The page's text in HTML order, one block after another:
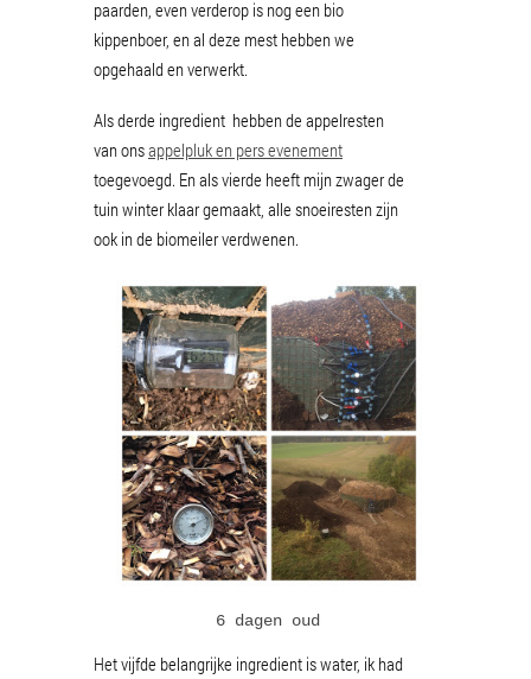
paarden, even verderop is nog een bio
kippenboer, en al deze mest hebben we
opgehaald en verwerkt.
Als derde ingredient hebben de appelresten
van onsappelpluk en pers evenement
toegevoegd. En als vierde heeft mijn zwager de
tuin winter klaar gemaakt, alle snoeiresten zijn
ook in de biomeiler verdwenen.
6 dagen oud
Het vijfde belangrijke ingredient is water, ik had